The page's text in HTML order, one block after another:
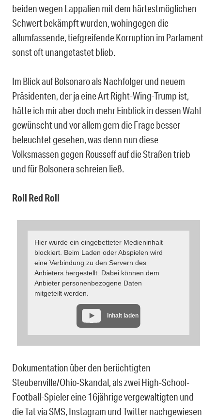
beiden wegen Lappalien mit dem härtestmöglichen
Schwert bekämpft wurden, wohingegen die
allumfassende, tiefgreifende Korruption im Parlament
sonst oft unangetastet blieb.
Im Blick auf Bolsonaro als Nachfolger und neuem
Präsidenten, der ja eine Art Right-Wing-Trump ist,
hätte ich mir aber doch mehr Einblick in dessen Wahl
gewünscht und vor allem gern die Frage besser
beleuchtet gesehen, was denn nun diese
Volksmassen gegen Rousseff auf die Straßen trieb
und für Bolsonera schreien ließ.
Roll Red Roll
Hier wurde ein eingebetteter Medieninhalt
blockiert. Beim Laden oder Abspielen wird
eine Verbindung zu den Servern des
Anbieters hergestellt. Dabei können dem
Anbieter personenbezogene Daten
mitgeteilt werden.
Inhalt laden
Dokumentation über den berüchtigten
Steubenville/Ohio-Skandal, als zwei High-School-
Football-Spieler eine 16jährige vergewaltigten und
die Tat via SMS, Instagram und Twitter nachgewiesen